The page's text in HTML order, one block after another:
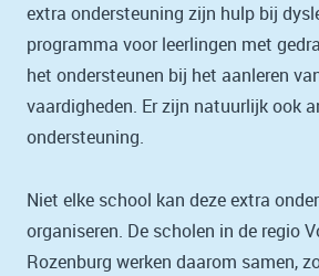
extra ondersteuning zijn hulp bij
programma voor leerlingen met
het ondersteunen bij het aanleren
vaardigheden. Er zijn natuurlijk ook
ondersteuning.
Niet elke school kan deze extra
organiseren. De scholen in de regio
Rozenburg werken daarom samen,